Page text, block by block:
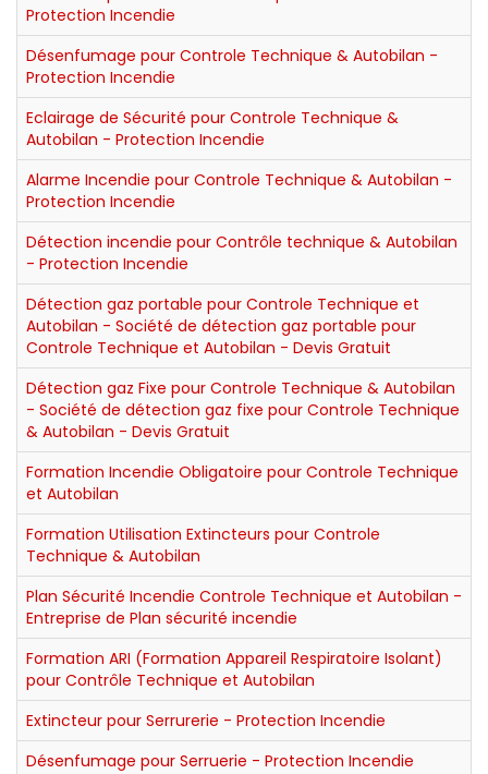
Protection Incendie
Désenfumage pour Controle Technique & Autobilan -
Protection Incendie
Eclairage de Sécurité pour Controle Technique &
Autobilan - Protection Incendie
Alarme Incendie pour Controle Technique & Autobilan -
Protection Incendie
Détection incendie pour Contrôle technique & Autobilan
- Protection Incendie
Détection gaz portable pour Controle Technique et
Autobilan - Société de détection gaz portable pour
Controle Technique et Autobilan - Devis Gratuit
Détection gaz Fixe pour Controle Technique & Autobilan
- Société de détection gaz fixe pour Controle Technique
& Autobilan - Devis Gratuit
Formation Incendie Obligatoire pour Controle Technique
et Autobilan
Formation Utilisation Extincteurs pour Controle
Technique & Autobilan
Plan Sécurité Incendie Controle Technique et Autobilan -
Entreprise de Plan sécurité incendie
Formation ARI (Formation Appareil Respiratoire Isolant)
pour Contrôle Technique et Autobilan
Extincteur pour Serrurerie - Protection Incendie
Désenfumage pour Serruerie - Protection Incendie